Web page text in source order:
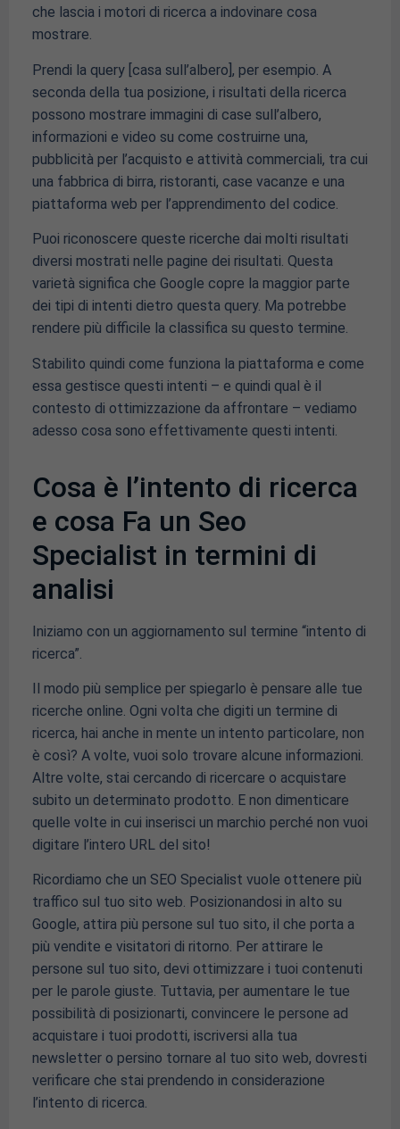
che lascia i motori di ricerca a indovinare cosa
mostrare.
Prendi la query [casa sull’albero], per esempio. A
seconda della tua posizione, i risultati della ricerca
possono mostrare immagini di case sull’albero,
informazioni e video su come costruirne una,
pubblicità per l’acquisto e attività commerciali, tra cui
una fabbrica di birra, ristoranti, case vacanze e una
piattaforma web per l’apprendimento del codice.
Puoi riconoscere queste ricerche dai molti risultati
diversi mostrati nelle pagine dei risultati. Questa
varietà significa che Google copre la maggior parte
dei tipi di intenti dietro questa query. Ma potrebbe
rendere più difficile la classifica su questo termine.
Stabilito quindi come funziona la piattaforma e come
essa gestisce questi intenti – e quindi qual è il
contesto di ottimizzazione da affrontare – vediamo
adesso cosa sono effettivamente questi intenti.
Cosa è l’intento di ricerca
e cosa Fa un Seo
Specialist in termini di
analisi
Iniziamo con un aggiornamento sul termine “intento di
ricerca”.
Il modo più semplice per spiegarlo è pensare alle tue
ricerche online. Ogni volta che digiti un termine di
ricerca, hai anche in mente un intento particolare, non
è così? A volte, vuoi solo trovare alcune informazioni.
Altre volte, stai cercando di ricercare o acquistare
subito un determinato prodotto. E non dimenticare
quelle volte in cui inserisci un marchio perché non vuoi
digitare l’intero URL del sito!
Ricordiamo che un SEO Specialist vuole ottenere più
traffico sul tuo sito web. Posizionandosi in alto su
Google, attira più persone sul tuo sito, il che porta a
più vendite e visitatori di ritorno. Per attirare le
persone sul tuo sito, devi ottimizzare i tuoi contenuti
per le parole giuste. Tuttavia, per aumentare le tue
possibilità di posizionarti, convincere le persone ad
acquistare i tuoi prodotti, iscriversi alla tua
newsletter o persino tornare al tuo sito web, dovresti
verificare che stai prendendo in considerazione
l’intento di ricerca.